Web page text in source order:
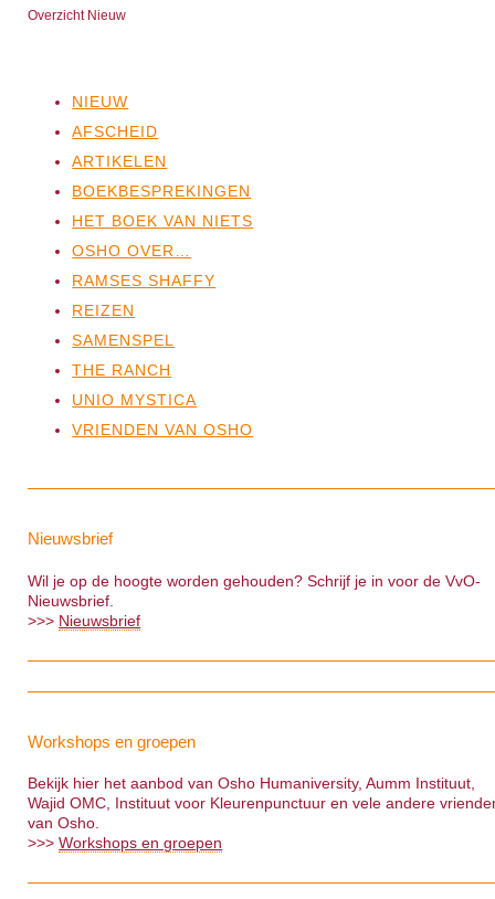
Overzicht Nieuw
NIEUW
AFSCHEID
ARTIKELEN
BOEKBESPREKINGEN
HET BOEK VAN NIETS
OSHO OVER…
RAMSES SHAFFY
REIZEN
SAMENSPEL
THE RANCH
UNIO MYSTICA
VRIENDEN VAN OSHO
Nieuwsbrief
Wil je op de hoogte worden gehouden? Schrijf je in voor de VvO-
Nieuwsbrief.
>>> Nieuwsbrief
Workshops en groepen
Bekijk hier het aanbod van Osho Humaniversity, Aumm Instituut,
Wajid OMC, Instituut voor Kleurenpunctuur en vele andere
van Osho.
>>>Workshops en groepen